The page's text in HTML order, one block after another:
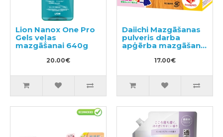
Lion Nanox One Pro
Gels veļas
mazgāšanai 640g
20.00€
Daiichi Mazgāšanas
pulveris darba
apģērba mazgāšanai
17.00€